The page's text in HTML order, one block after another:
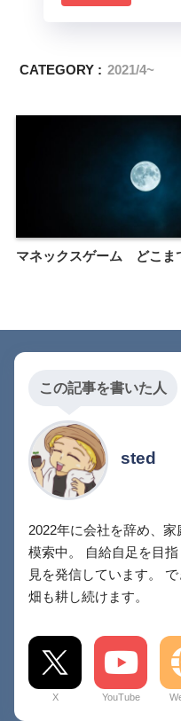
CATEGORY : 2021/4~
マネックスゲーム どこま
この記事を書いた人
sted
2022年に会社を辞め、
模索中。 自給自足を目
見を発信しています。
畑も耕し続けます。
X YouTube